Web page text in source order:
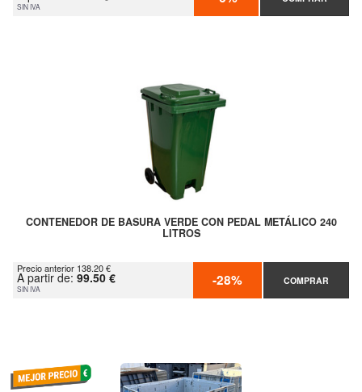
SIN IVA
CONTENEDOR DE BASURA VERDE CON PEDAL METÁLICO 240
LITROS
Precio anterior 138.20 €
A partir de: 99.50 €
SIN IVA -28% COMPRAR